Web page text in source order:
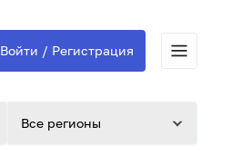
Войти / Регистрация
Все регионы